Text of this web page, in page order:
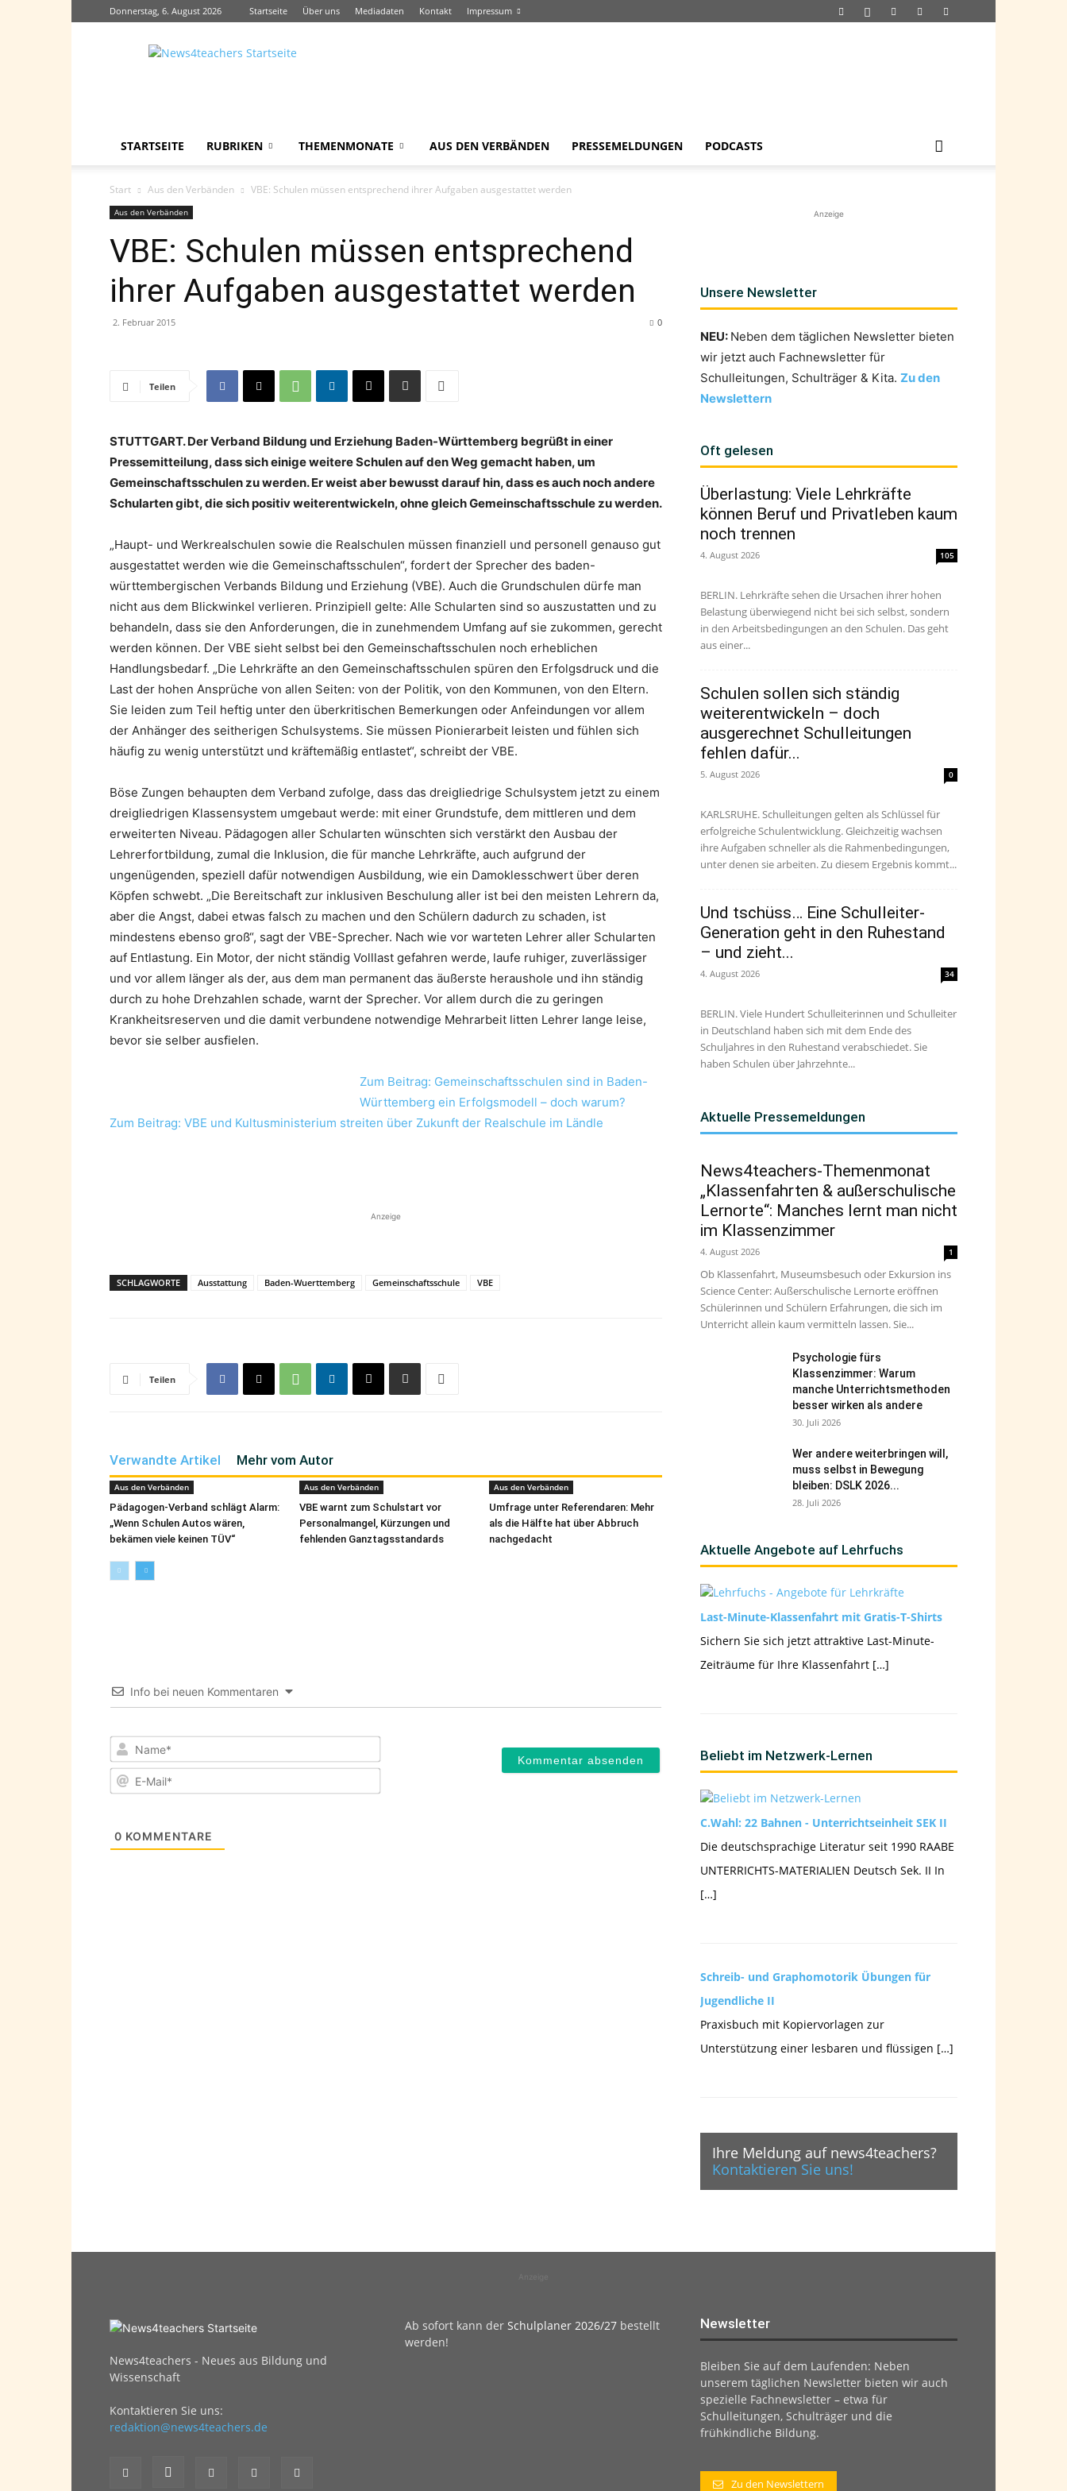
Donnerstag, 6. August 2026 Startseite Über uns Mediadaten Kontakt Impressum
News4teachers
STARTSEITE RUBRIKEN THEMENMONATE AUS DEN VERBÄNDEN PRESSEMELDUNGEN PODCASTS
Start Aus den Verbänden VBE: Schulen müssen entsprechend ihrer Aufgaben ausgestattet werden
Aus den Verbänden
VBE: Schulen müssen entsprechend
ihrer Aufgaben ausgestattet werden
2. Februar 2015 0
Teilen
STUTTGART. Der Verband Bildung und Erziehung Baden-Württemberg begrüßt in einer
Pressemitteilung, dass sich einige weitere Schulen auf den Weg gemacht haben, um
Gemeinschaftsschulen zu werden. Er weist aber bewusst darauf hin, dass es auch noch andere
Schularten gibt, die sich positiv weiterentwickeln, ohne gleich Gemeinschaftsschule zu werden.
„Haupt- und Werkrealschulen sowie die Realschulen müssen finanziell und personell genauso gut
ausgestattet werden wie die Gemeinschaftsschulen“, fordert der Sprecher des baden-
württembergischen Verbands Bildung und Erziehung (VBE). Auch die Grundschulen dürfe man
nicht aus dem Blickwinkel verlieren. Prinzipiell gelte: Alle Schularten sind so auszustatten und zu
behandeln, dass sie den Anforderungen, die in zunehmendem Umfang auf sie zukommen, gerecht
werden können. Der VBE sieht selbst bei den Gemeinschaftsschulen noch erheblichen
Handlungsbedarf. „Die Lehrkräfte an den Gemeinschaftsschulen spüren den Erfolgsdruck und die
Last der hohen Ansprüche von allen Seiten: von der Politik, von den Kommunen, von den Eltern.
Sie leiden zum Teil heftig unter den überkritischen Bemerkungen oder Anfeindungen vor allem
der Anhänger des seitherigen Schulsystems. Sie müssen Pionierarbeit leisten und fühlen sich
häufig zu wenig unterstützt und kräftemäßig entlastet“, schreibt der VBE.
Böse Zungen behaupten dem Verband zufolge, dass das dreigliedrige Schulsystem jetzt zu einem
dreigliedrigen Klassensystem umgebaut werde: mit einer Grundstufe, dem mittleren und dem
erweiterten Niveau. Pädagogen aller Schularten wünschten sich verstärkt den Ausbau der
Lehrerfortbildung, zumal die Inklusion, die für manche Lehrkräfte, auch aufgrund der
ungenügenden, speziell dafür notwendigen Ausbildung, wie ein Damoklesschwert über deren
Köpfen schwebt. „Die Bereitschaft zur inklusiven Beschulung aller ist bei den meisten Lehrern da,
aber die Angst, dabei etwas falsch zu machen und den Schülern dadurch zu schaden, ist
mindestens ebenso groß“, sagt der VBE-Sprecher. Nach wie vor warteten Lehrer aller Schularten
auf Entlastung. Ein Motor, der nicht ständig Volllast gefahren werde, laufe ruhiger, zuverlässiger
und vor allem länger als der, aus dem man permanent das äußerste heraushole und ihn ständig
durch zu hohe Drehzahlen schade, warnt der Sprecher. Vor allem durch die zu geringen
Krankheitsreserven und die damit verbundene notwendige Mehrarbeit litten Lehrer lange leise,
bevor sie selber ausfielen.
Zum Beitrag: Gemeinschaftsschulen sind in Baden-
Württemberg ein Erfolgsmodell – doch warum?
Zum Beitrag: VBE und Kultusministerium streiten über Zukunft der Realschule im Ländle
Anzeige
SCHLAGWORTE Ausstattung Baden-Wuerttemberg Gemeinschaftsschule VBE
Teilen
Verwandte Artikel Mehr vom Autor
Aus den Verbänden
Pädagogen-Verband schlägt Alarm:
„Wenn Schulen Autos wären,
bekämen viele keinen TÜV“
Aus den Verbänden
VBE warnt zum Schulstart vor
Personalmangel, Kürzungen und
fehlenden Ganztagsstandards
Aus den Verbänden
Umfrage unter Referendaren: Mehr
als die Hälfte hat über Abbruch
nachgedacht
Info bei neuen Kommentaren
Name*
E-
0 KOMMENTARE
Anzeige
Unsere Newsletter
NEU: Neben dem täglichen Newsletter bieten
wir jetzt auch Fachnewsletter für
Schulleitungen, Schulträger & Kita. Zu den
Newslettern
Oft gelesen
Überlastung: Viele Lehrkräfte
können Beruf und Privatleben kaum
noch trennen
4. August 2026 105
BERLIN. Lehrkräfte sehen die Ursachen ihrer hohen
Belastung überwiegend nicht bei sich selbst, sondern
in den Arbeitsbedingungen an den Schulen. Das geht
aus einer...
Schulen sollen sich ständig
weiterentwickeln – doch
ausgerechnet Schulleitungen
fehlen dafür...
5. August 2026 0
KARLSRUHE. Schulleitungen gelten als Schlüssel für
erfolgreiche Schulentwicklung. Gleichzeitig wachsen
ihre Aufgaben schneller als die Rahmenbedingungen,
unter denen sie arbeiten. Zu diesem Ergebnis kommt...
Und tschüss… Eine Schulleiter-
Generation geht in den Ruhestand
– und zieht...
4. August 2026 34
BERLIN. Viele Hundert Schulleiterinnen und Schulleiter
in Deutschland haben sich mit dem Ende des
Schuljahres in den Ruhestand verabschiedet. Sie
haben Schulen über Jahrzehnte...
Aktuelle Pressemeldungen
News4teachers-Themenmonat
„Klassenfahrten & außerschulische
Lernorte“: Manches lernt man nicht
im Klassenzimmer
4. August 2026 1
Ob Klassenfahrt, Museumsbesuch oder Exkursion ins
Science Center: Außerschulische Lernorte eröffnen
Schülerinnen und Schülern Erfahrungen, die sich im
Unterricht allein kaum vermitteln lassen. Sie...
Psychologie fürs
Klassenzimmer: Warum
manche Unterrichtsmethoden
besser wirken als andere
30. Juli 2026
Wer andere weiterbringen will,
muss selbst in Bewegung
bleiben: DSLK 2026...
28. Juli 2026
Aktuelle Angebote auf Lehrfuchs
Last-Minute-Klassenfahrt mit Gratis-T-Shirts
Sichern Sie sich jetzt attraktive Last-Minute-
Zeiträume für Ihre Klassenfahrt […]
Beliebt im Netzwerk-Lernen
C.Wahl: 22 Bahnen - Unterrichtseinheit SEK II
Die deutschsprachige Literatur seit 1990 RAABE
UNTERRICHTS-MATERIALIEN Deutsch Sek. II In
[…]
Schreib- und Graphomotorik Übungen für
Jugendliche II
Praxisbuch mit Kopiervorlagen zur
Unterstützung einer lesbaren und flüssigen […]
Ihre Meldung auf news4teachers?
Kontaktieren Sie uns!
News4teachers - Neues aus Bildung und
Wissenschaft
Kontaktieren Sie uns:
redaktion@news4teachers.de
Ab sofort kann der Schulplaner 2026/27 bestellt
werden!
Newsletter
Bleiben Sie auf dem Laufenden: Neben
unserem täglichen Newsletter bieten wir auch
spezielle Fachnewsletter – etwa für
Schulleitungen, Schulträger und die
frühkindliche Bildung.
Zu den Newslettern